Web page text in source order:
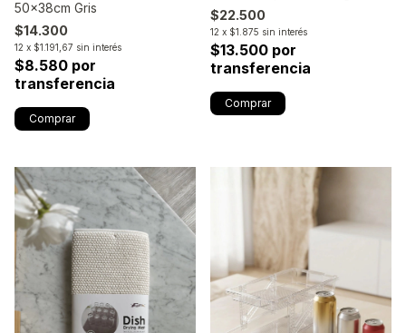
50x38cm Gris
$14.300
12 x $1.191,67 sin interés
$8.580 por
transferencia
$22.500
12 x $1.875 sin interés
$13.500 por
transferencia